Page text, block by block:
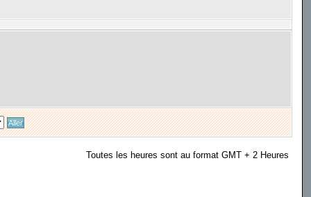
Toutes les heures sont au format GMT + 2 Heures